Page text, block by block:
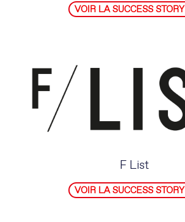
VOIR LA SUCCESS STORY
F List
VOIR LA SUCCESS STORY